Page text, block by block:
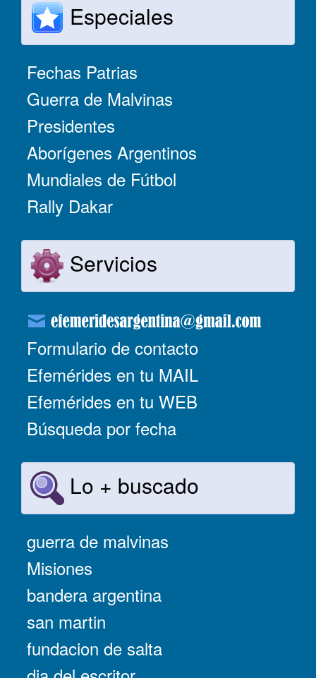
Especiales
Fechas Patrias
Guerra de Malvinas
Presidentes
Aborígenes Argentinos
Mundiales de Fútbol
Rally Dakar
Servicios
Formulario de contacto
Efemérides en tu MAIL
Efemérides en tu WEB
Búsqueda por fecha
Lo + buscado
guerra de malvinas
Misiones
bandera argentina
san martin
fundacion de salta